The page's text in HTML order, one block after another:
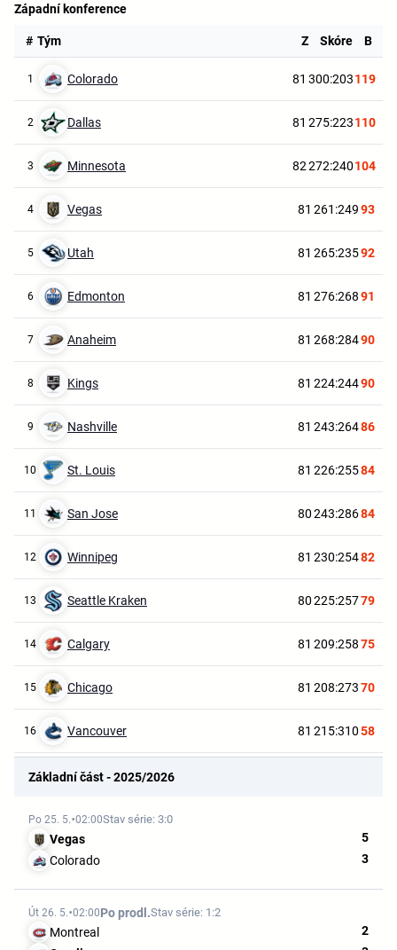
Západní konference
# Tým Z Skóre B
1 Colorado 81 300:203119
2 Dallas 81 275:223110
3 Minnesota 82272:240104
4 Vegas 81 261:24993
5 Utah 81 265:23592
6 Edmonton 81 276:26891
7 Anaheim 81 268:28490
8 Kings 81 224:24490
9 Nashville 81 243:26486
10 St. Louis 81 226:25584
11 San Jose 80243:28684
12 Winnipeg 81 230:25482
13 Seattle Kraken 80225:25779
14 Calgary 81 209:25875
15 Chicago 81 208:27370
16 Vancouver 81 215:31058
Základní část - 2025/2026
Po 25. 5. 02:00Stav série: 3:0
Vegas
5
Colorado
3
Út 26. 5. 02:00Po prodl.Stav série: 1:2
Montreal
2